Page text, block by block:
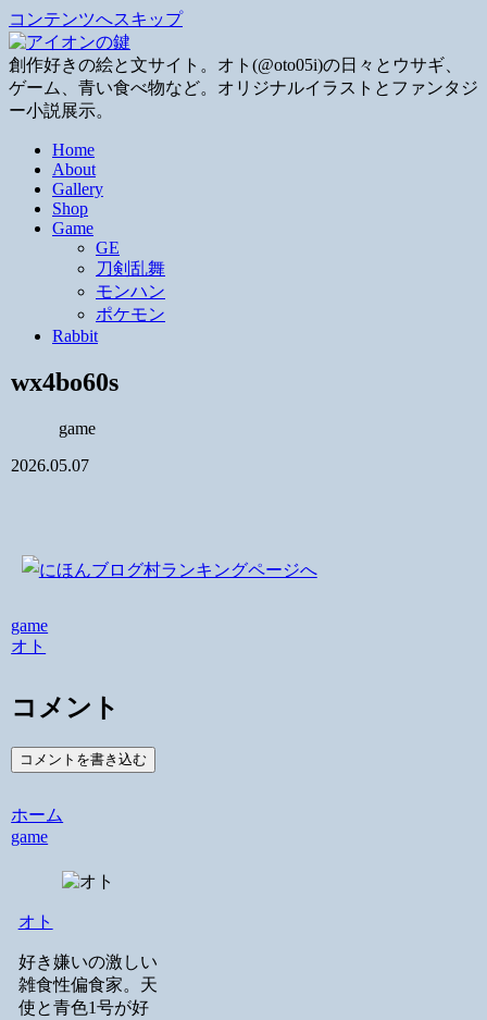
コンテンツへスキップ
創作好きの絵と文サイト。オト(@oto05i)の日々とウサギ、
ゲーム、青い食べ物など。オリジナルイラストとファンタジ
ー小説展示。
Home
About
Gallery
Shop
Game
GE
刀剣乱舞
モンハン
ポケモン
Rabbit
wx4bo60s
game
2026.05.07
game
オト
コメント
コメントを書き込む
ホーム
game
オト
好き嫌いの激しい
雑食性偏食家。天
使と青色1号が好